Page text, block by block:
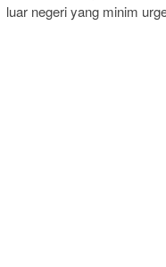
luar negeri yang minim